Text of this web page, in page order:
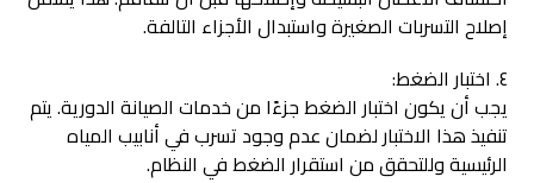
إصلاح التسربات الصغيرة واستبدال الأجزاء التالفة.
٤. اختبار الضغط:
يجب أن يكون اختبار الضغط جزءًا من خدمات الصيانة الدورية. يتم
تنفيذ هذا الاختبار لضمان عدم وجود تسرب في أنابيب المياه
الرئيسية وللتحقق من استقرار الضغط في النظام.